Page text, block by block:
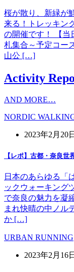
桜が散り、新緑が
来る！トレッキン
の開催です！ 【当
札集合～予定コ
山公 […]
Activity
AND MORE…
NORDIC
2023年2月20日
【レポ】古都・奈良
日本のあらゆる「
ックウォーキング
で奈良の魅力を凝
まれ快晴の中ノル
か […]
URBAN RUNNING
2023年2月16日